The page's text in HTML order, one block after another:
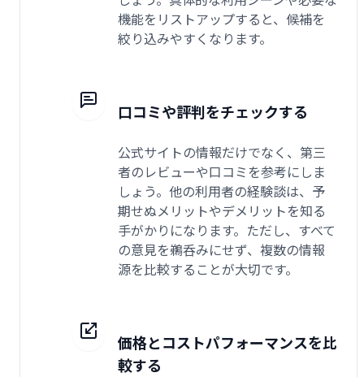
機能をリストアップすると、候補を
絞り込みやすくなります。
口コミや評判をチェックする
公式サイトの情報だけでなく、第三
者のレビューや口コミを参考にしま
しょう。他の利用者の経験談は、予
期せぬメリットやデメリットを知る
手がかりになります。ただし、すべて
の意見を鵜呑みにせず、複数の情報
源を比較することが大切です。
価格とコストパフォーマンスを比
較する